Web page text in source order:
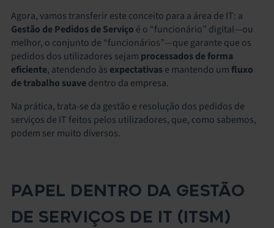
Agora, vamos transferir este conceito para a área de IT: a
Gestão de Pedidos de Serviço é o “funcionário” digital—ou
melhor, o conjunto de “funcionários”—que garante que os
pedidos dos utilizadores sejam processados de forma
eficiente, atendendo às expectativase mantendo umfluxo
de trabalho suavedentro da empresa.
Na prática, trata-se da gestão e resolução dos pedidos de
serviços de IT feitos pelos utilizadores, que, como sabemos,
podem ser muito diversos.
PAPEL DENTRO DA GESTÃO
DE SERVIÇOS DE IT (ITSM)